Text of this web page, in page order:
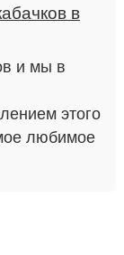
в
и мы в
этого
любимое